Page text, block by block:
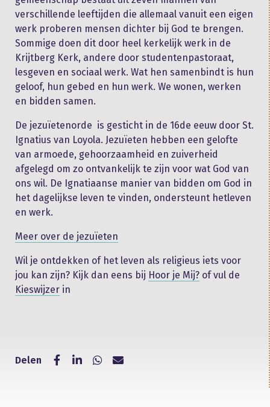
verschillende leeftijden die allemaal vanuit een eigen
werk proberen mensen dichter bij God te brengen.
Sommige doen dit door heel kerkelijk werk in de
Krijtberg Kerk, andere door studentenpastoraat,
lesgeven en sociaal werk. Wat hen samenbindt is hun
geloof, hun gebed en hun werk. We wonen, werken
en bidden samen.
De jezuïetenorde is gesticht in de 16de eeuw door St.
Ignatius van Loyola. Jezuïeten hebben een gelofte
van armoede, gehoorzaamheid en zuiverheid
afgelegd om zo ontvankelijk te zijn voor wat God van
ons wil. De Ignatiaanse manier van bidden om God in
het dagelijkse leven te vinden, ondersteunt hetleven
en werk.
Meer over de jezuïeten
Wil je ontdekken of het leven als religieus iets voor
jou kan zijn? Kijk dan eens bij Hoor je Mij? of vul de
Kieswijzer in
Delen